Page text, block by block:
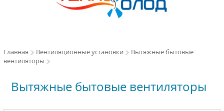
Главная Вентиляционные установки
Вытяжные бытовые
вентиляторы
Вытяжные бытовые вентиляторы